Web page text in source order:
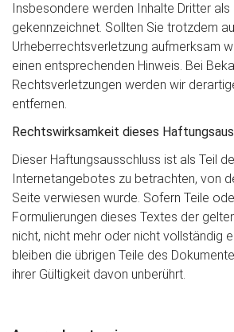
Insbesondere werden Inhalte Dritter als
gekennzeichnet. Sollten Sie trotzdem
Urheberrechtsverletzung aufmerksam
einen entsprechenden Hinweis. Bei
Rechtsverletzungen werden wir
entfernen.
Rechtswirksamkeit dieses
Dieser Haftungsausschluss ist als Teil
Internetangebotes zu betrachten, von
Seite verwiesen wurde. Sofern Teile
Formulierungen dieses Textes der
nicht, nicht mehr oder nicht vollständig
bleiben die übrigen Teile des
ihrer Gültigkeit davon unberührt.